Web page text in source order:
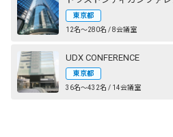
東京都
12名〜280名 / 8会議室
UDX CONFERENCE
東京都
36名〜432名 / 14会議室